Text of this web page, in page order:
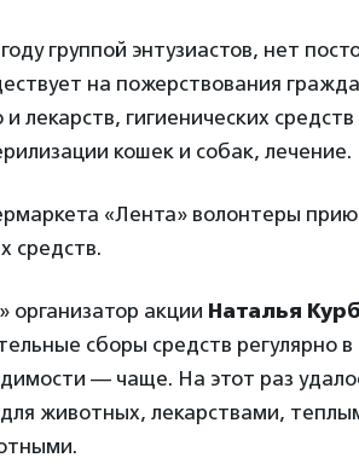
группой энтузиастов, нет
на пожерствования
лекарств, гигиенических средств
кошек и собак, лечение.
«Лента» волонтеры
средств.
» организатор акции Наталья
сборы средств регулярно в
— чаще. На этот раз
для животных, лекарствами,